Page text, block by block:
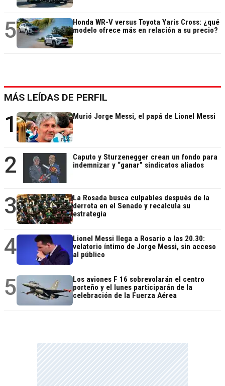
5
Honda WR-V versus Toyota Yaris Cross: ¿qué
modelo ofrece más en relación a su precio?
MÁS LEÍDAS DE PERFIL
1 Murió Jorge Messi, el papá de Lionel Messi
2
Caputo y Sturzenegger crean un fondo para
indemnizar y “ganar” sindicatos aliados
3
La Rosada busca culpables después de la
derrota en el Senado y recalcula su
estrategia
4
Lionel Messi llega a Rosario a las 20.30:
velatorio íntimo de Jorge Messi, sin acceso
al público
5
Los aviones F 16 sobrevolarán el centro
porteño y el lunes participarán de la
celebración de la Fuerza Aérea